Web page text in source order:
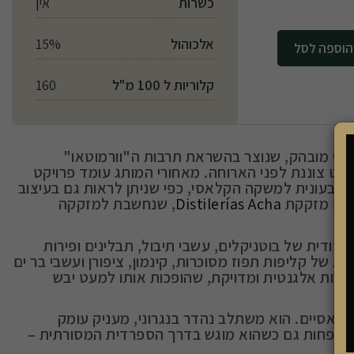
אלכוהול 15%
קלוריות ל 100 מ"ל 160
מובהק, שנוצר בהשראת תרבות ה"וורמוטאו"
צוננת לפני הארוחה. מאחורי המותג עומד פרויקט
למשקה הקלאסי, כפי שניתן לראות גם בעיצוב
עם מזקקת Distilerías Acha, שנחשבת למזקקה
סודית של בוטניקלים, עשבי תיבול, תבלינים ופירות
של קליפות תפוז מסוכרות, קינמון, ציפורן ועשבי בר ים
אלגנטית ומדויקת, שהופכות אותו למעט יבש
קלאסיים. הוא משתלב נהדר בנגרוני, מעניק עומק
לא פחות גם כשהוא מוגש בדרך הספרדית המסורתית –